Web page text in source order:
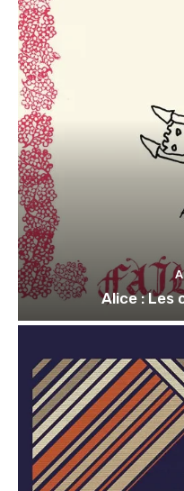
Alice : Les